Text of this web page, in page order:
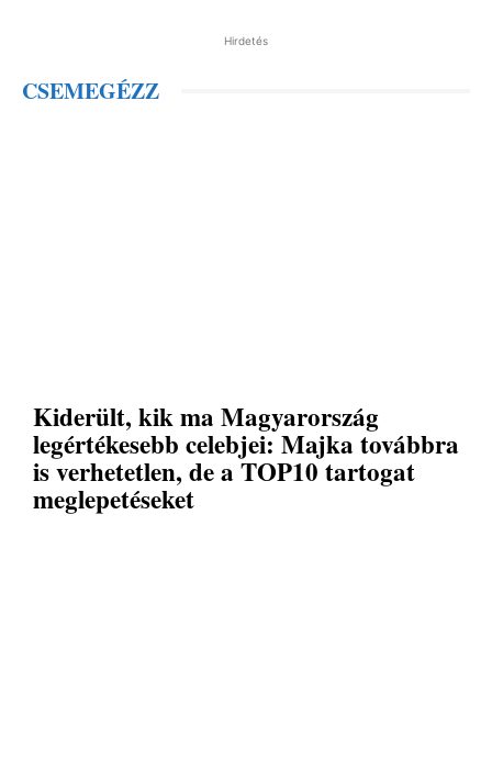
Hirdetés
CSEMEGÉZZ
Kiderült, kik ma Magyarország
legértékesebb celebjei: Majka továbbra
is verhetetlen, de a TOP10 tartogat
meglepetéseket